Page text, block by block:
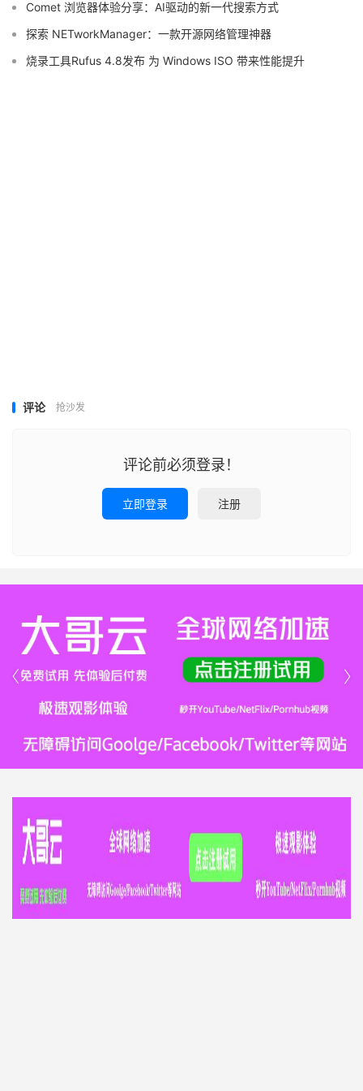
Comet 浏览器体验分享：AI驱动的新一代搜索方式
探索 NETworkManager：一款开源网络管理神器
烧录工具Rufus 4.8发布 为 Windows ISO 带来性能提升
评论 抢沙发
评论前必须登录！
立即登录 注册

